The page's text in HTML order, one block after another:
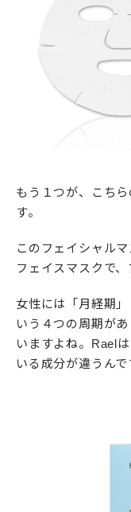
もう１つが、こち
す。
このフェイシャル
フェイスマスクで
女性には「月経期
いう４つの周期が
いますよね。Rael
いる成分が違うんで